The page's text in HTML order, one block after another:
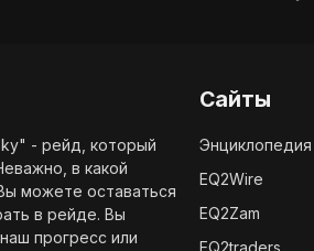
- рейд, который
в какой
можете оставаться
в рейде. Вы
прогресс или
Сайты
Энциклопедия
EQ2Wire
EQ2Zam
EQ2traders